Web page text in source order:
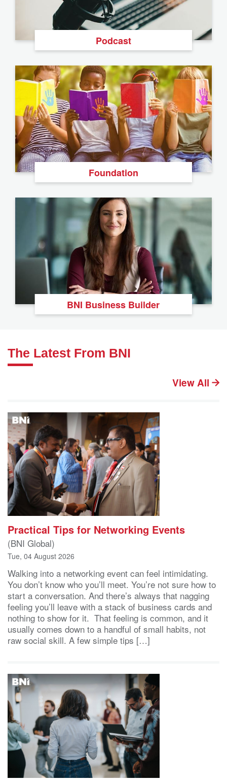
Podcast
Foundation
BNI Business Builder
The Latest From BNI
View All
Practical Tips for Networking Events
(BNI Global)
Tue, 04 August 2026
Walking into a networking event can feel intimidating.
You don’t know who you’ll meet. You’re not sure how to
start a conversation. And there’s always that nagging
feeling you’ll leave with a stack of business cards and
nothing to show for it. That feeling is common, and it
usually comes down to a handful of small habits, not
raw social skill. A few simple tips […]